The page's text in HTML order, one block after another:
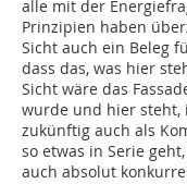
alle mit der
Prinzipien haben
Sicht auch ein Beleg
dass das, was hier
Sicht wäre das
wurde und hier steht,
zukünftig auch als
so etwas in Serie
auch absolut